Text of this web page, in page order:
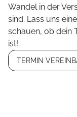
Wandel in der
sind. Lass uns
schauen, ob dein
ist!
TERMIN